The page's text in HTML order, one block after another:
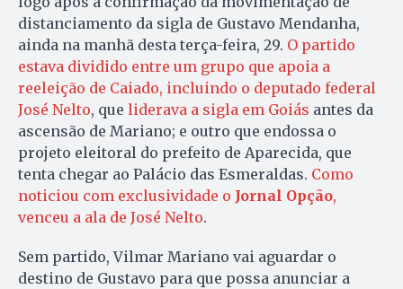
distanciamento da sigla de Gustavo Mendanha,
ainda na manhã desta terça-feira, 29. O partido
estava dividido entre um grupo que apoia a
reeleição de Caiado, incluindo o deputado federal
José Nelto, que liderava a sigla em Goiás antes da
ascensão de Mariano; e outro que endossa o
projeto eleitoral do prefeito de Aparecida, que
tenta chegar ao Palácio das Esmeraldas. Como
noticiou com exclusividade o Jornal Opção,
venceu a ala de José Nelto.
Sem partido, Vilmar Mariano vai aguardar o
destino de Gustavo para que possa anunciar a